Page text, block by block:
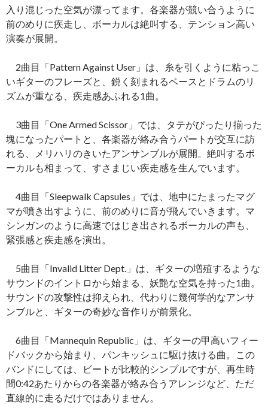
入り混じった空気が漂ってます。各楽器が競い合うように
前のめりに疾走し、ボーカルは絶叫する、テンション高い
演奏が展開。
2曲目「Pattern Against User」は、糸を引くように粘っこ
いギターのフレーズと、鋭く刻まれるベースとドラムのリ
ズムが重なる、疾走感あふれる1曲。
3曲目「One Armed Scissor」では、タテがぴったり揃った
塊になったパートと、各楽器が絡み合うパートが交互に訪
れる、メリハリのきいたアンサンブルが展開。絶叫するボ
ーカルも相まって、すさまじい疾走感を生んでいます。
4曲目「Sleepwalk Capsules」では、地中にたまったマグ
マが噴き出すように、前のめりに音が飛んでいきます。マ
シンガンのように高速ではじき出されるボーカルの声も、
緊張感と疾走感を演出。
5曲目「Invalid Litter Dept.」は、ギターの増殖するような
サウンドのイントロから始まる、妖艶な空気を持った1曲。
サウンドの攻撃性は抑えられ、代わりに幾何学的なアンサ
ンブルと、ギターの奇妙な音作りが前景化。
6曲目「Mannequin Republic」は、ギターの甲高いフィー
ドバックから始まり、パンキッシュに駆け抜ける曲。この
バンドにしては、ビートが比較的シンプルですが、再生時
間0:42あたりからの各楽器が絡み合うアレンジなど、ただ
直線的に走るだけではありません。